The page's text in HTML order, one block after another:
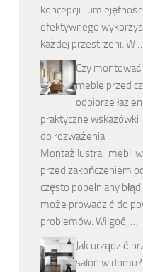
koncepcji i umiejętności
efektywnego
każdej przestrzeni. W
Czy
meble przed
odbiorze
praktyczne wskazówki
do rozważenia
Montaż lustra i mebli w
przed zakończeniem
często popełniany
może prowadzić do
problemów. Wilgoć, …
Jak urządzić
salon w domu?